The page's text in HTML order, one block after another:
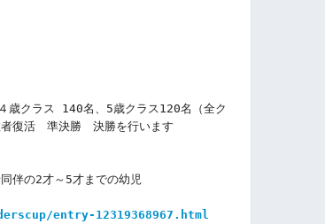
クラス 140名、5歳クラス120名（全クラス合計５００名）
活　準決勝　決勝を行います
伴の2才～5才までの幼児
entry-12319368967.html